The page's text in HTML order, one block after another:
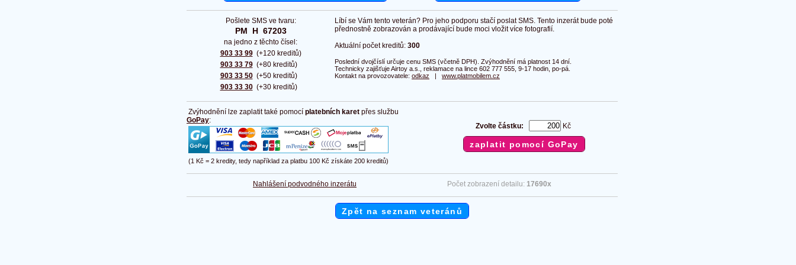
Pošlete SMS ve tvaru:
PM  H  67203
na jedno z těchto čísel:
903 33 99
903 33 79
903 33 50
903 33 30
(+120 kreditů)
(+80 kreditů)
(+50 kreditů)
(+30 kreditů)
Líbí se Vám tento veterán? Pro jeho podporu stačí poslat SMS. Tento inzerát bude poté
přednostně zobrazován a prodávající bude moci vložit více fotografií.
Aktuální počet kreditů: 300
Poslední dvojčíslí určuje cenu SMS (včetně DPH). Zvýhodnění má platnost 14 dní.
Technicky zajišťuje Airtoy a.s., reklamace na lince 602 777 555, 9-17 hodin, po-pá.
Kontakt na provozovatele: odkaz | www.platmobilem.cz
Zvýhodnění lze zaplatit také pomocí platebních karet přes službu
GoPay:
(1 Kč = 2 kredity, tedy například za platbu 100 Kč získáte 200 kreditů)
Zvolte částku: Kč
Nahlášení podvodného inzerátu Počet zobrazení detailu: 17690x
Zpět na seznam veteránů